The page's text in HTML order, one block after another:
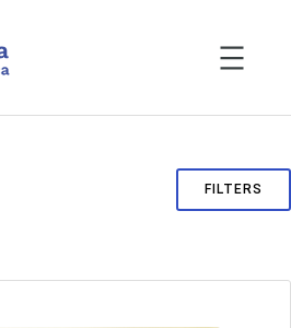
FILTERS